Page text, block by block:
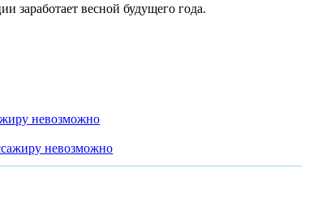
заработает весной будущего года.
невозможно